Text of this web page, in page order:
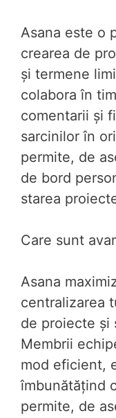
Asana este o
crearea de
și termene
colabora în
comentarii și
sarcinilor în
permite, de
de bord
starea
Care sunt
Asana
centralizarea
de proiecte și
Membrii
mod eficient,
îmbunătățind
permite, de